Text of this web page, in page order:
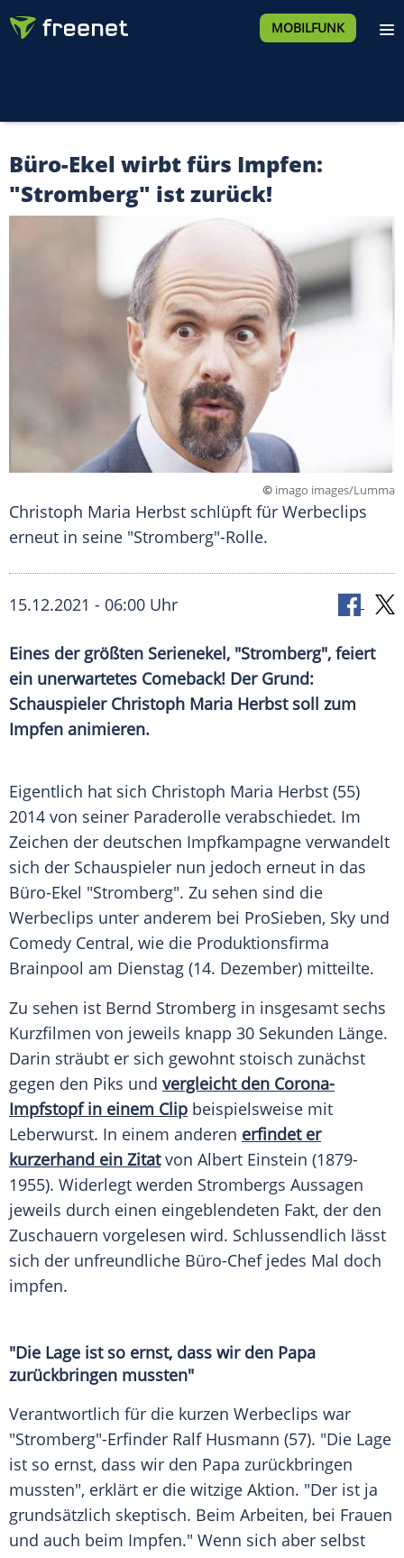
MOBILFUNK
Büro-Ekel wirbt fürs Impfen:
"Stromberg" ist zurück!
© imago images/Lumma
Christoph Maria Herbst schlüpft für Werbeclips
erneut in seine "Stromberg"-Rolle.
15.12.2021 - 06:00 Uhr
Eines der größten Serienekel, "Stromberg", feiert
ein unerwartetes Comeback! Der Grund:
Schauspieler Christoph Maria Herbstsoll zum
Impfen animieren.
Eigentlich hat sich Christoph Maria Herbst (55)
2014 von seiner Paraderolle verabschiedet. Im
Zeichen der deutschen Impfkampagne verwandelt
sich der Schauspieler nun jedoch erneut in das
Büro-Ekel "Stromberg". Zu sehen sind die
Werbeclips unter anderem bei ProSieben, Sky und
Comedy Central, wie die Produktionsfirma
Brainpool am Dienstag (14. Dezember) mitteilte.
Zu sehen ist Bernd Stromberg in insgesamt sechs
Kurzfilmen von jeweils knapp 30 Sekunden Länge.
Darin sträubt er sich gewohnt stoisch zunächst
gegen den Piks und vergleicht den Corona-
Impfstopf in einem Clip beispielsweise mit
Leberwurst. In einem anderen erfindet er
kurzerhand ein Zitatvon Albert Einstein (1879-
1955). Widerlegt werden Strombergs Aussagen
jeweils durch einen eingeblendeten Fakt, der den
Zuschauern vorgelesen wird. Schlussendlich lässt
sich der unfreundliche Büro-Chef jedes Mal doch
impfen.
"Die Lage ist so ernst, dass wir den Papa
zurückbringen mussten"
Verantwortlich für die kurzen Werbeclips war
"Stromberg"-Erfinder Ralf Husmann (57). "Die Lage
ist so ernst, dass wir den Papa zurückbringen
mussten", erklärt er die witzige Aktion. "Der ist ja
grundsätzlich skeptisch. Beim Arbeiten, bei Frauen
und auch beim Impfen." Wenn sich aber selbst